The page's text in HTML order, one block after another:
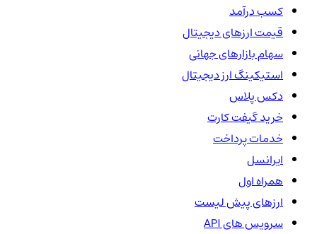
کسب درآمد
قیمت ارزهای دیجیتال
سهام بازارهای جهانی
استیکینگ ارز دیجیتال
دکس پلاس
خرید گیفت کارت
خدمات پرداخت
ایرانسل
همراه اول
ارزهای پیش لیست
سرویس های API